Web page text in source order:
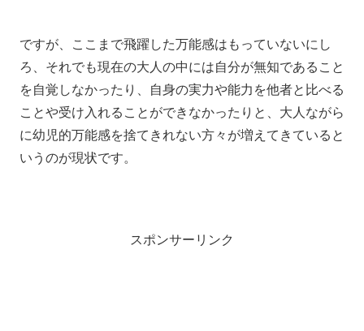
ですが、ここまで飛躍した万能感はもっていないにし
ろ、それでも現在の大人の中には自分が無知であること
を自覚しなかったり、自身の実力や能力を他者と比べる
ことや受け入れることができなかったりと、大人ながら
に幼児的万能感を捨てきれない方々が増えてきていると
いうのが現状です。
スポンサーリンク